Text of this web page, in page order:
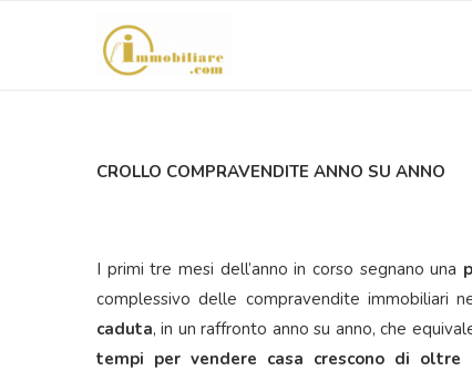
CROLLO COMPRAVENDITE ANNO SU ANNO
I primi tre mesi dell’anno in corso segnano una
complessivo delle compravendite immobiliari
caduta, in un raffronto anno su anno, che
tempi per vendere casa crescono di oltre